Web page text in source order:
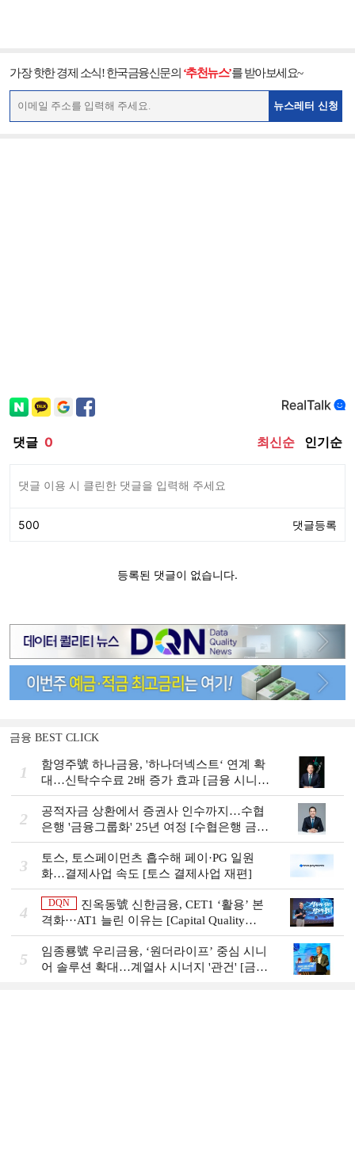
가장 핫한 경제 소식! 한국금융신문의 ‘추천뉴스’를 받아보세요~
뉴스레터 신청
금융 BEST CLICK
1
함영주號 하나금융, '하나더넥스트‘ 연계 확
대…신탁수수료 2배 증가 효과 [금융 시니어
비즈니스 돋보기]
2
공적자금 상환에서 증권사 인수까지…수협
은행 '금융그룹화' 25년 여정 [수협은행 금융
그룹의 꿈①]
3
토스, 토스페이먼츠 흡수해 페이·PG 일원
화…결제사업 속도 [토스 결제사업 재편]
4
DQN
진옥동號 신한금융, CET1 ‘활용’ 본
격화···AT1 늘린 이유는 [Capital Quality
Review]
5
임종룡號 우리금융, ‘원더라이프’ 중심 시니
어 솔루션 확대…계열사 시너지 '관건' [금융